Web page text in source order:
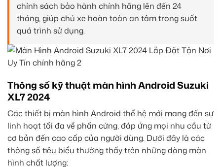
chính sách bảo hành chính hãng lên đến 24
tháng, giúp chủ xe hoàn toàn an tâm trong suốt
quá trình sử dụng.
Thông số kỹ thuật màn hình Android Suzuki
XL7 2024
Các thiết bị màn hình Android thế hệ mới mang đến sự
linh hoạt tối đa về phần cứng, đáp ứng mọi nhu cầu từ
cơ bản đến cao cấp của người dùng. Dưới đây là các
thông số tiêu biểu thường thấy trên những dòng màn
hình chất lượng: